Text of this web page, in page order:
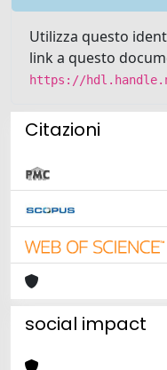
Utilizza questo
link a questo
https://
Citazioni
social impact